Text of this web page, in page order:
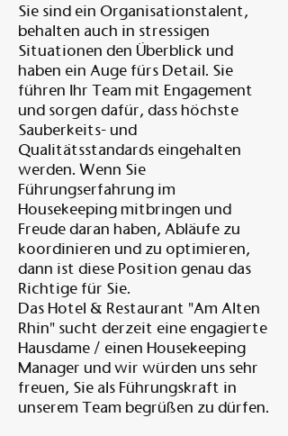
Sie sind ein Organisationstalent,
behalten auch in stressigen
Situationen den Überblick und
haben ein Auge fürs Detail. Sie
führen Ihr Team mit Engagement
und sorgen dafür, dass höchste
Sauberkeits- und
Qualitätsstandards eingehalten
werden. Wenn Sie
Führungserfahrung im
Housekeeping mitbringen und
Freude daran haben, Abläufe zu
koordinieren und zu optimieren,
dann ist diese Position genau das
Richtige für Sie.
Das Hotel & Restaurant "Am Alten
Rhin" sucht derzeit eine engagierte
Hausdame / einen Housekeeping
Manager und wir würden uns sehr
freuen, Sie als Führungskraft in
unserem Team begrüßen zu dürfen.